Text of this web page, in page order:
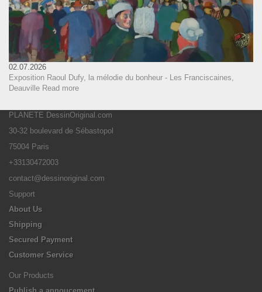
02.07.2026
Exposition Raoul Dufy, la mélodie du bonheur - Les Franciscaines,
Deauville Read more
PLANETE DessinOriginal.com
30-32 boulevard de Sébastopol
75004 Paris
+33130472003
contact@dessinoriginal.com
Support
About Us
Shipping
Secured Payment
Customer Service
Our Products